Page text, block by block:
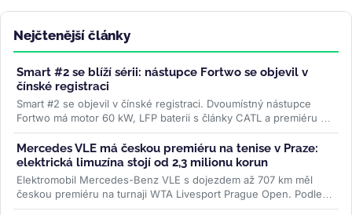
Nejčtenější články
Smart #2 se blíží sérii: nástupce Fortwo se objevil v
čínské registraci
Smart #2 se objevil v čínské registraci. Dvoumístný nástupce
Fortwo má motor 60 kW, LFP baterii s články CATL a premiéru v
říjnu....>>
Mercedes VLE má českou premiéru na tenise v Praze:
elektrická limuzína stojí od 2,3 milionu korun
Elektromobil Mercedes-Benz VLE s dojezdem až 707 km měl
českou premiéru na turnaji WTA Livesport Prague Open. Podle
konfigurátoru automobilky...>>